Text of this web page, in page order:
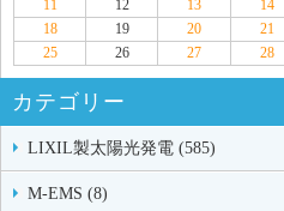
11
12 13 14
18
19 20 21
25
26 27 28
カテゴリー
LIXIL製太陽光発電 (585)
M-EMS (8)